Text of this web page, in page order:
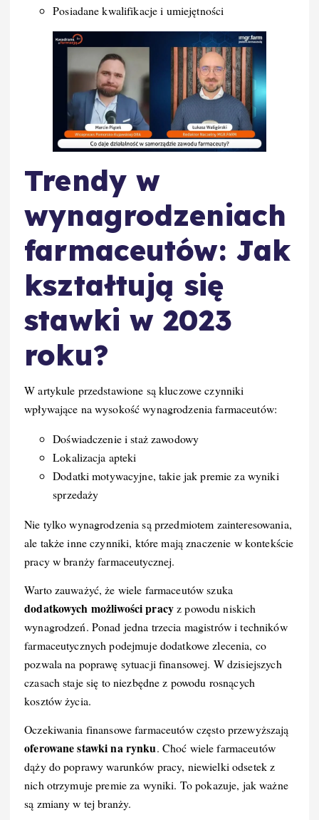
Posiadane kwalifikacje i umiejętności
Trendy w
wynagrodzeniach
farmaceutów: Jak
kształtują się
stawki w 2023
roku?
W artykule przedstawione są kluczowe czynniki
wpływające na wysokość wynagrodzenia farmaceutów:
Doświadczenie i staż zawodowy
Lokalizacja apteki
Dodatki motywacyjne, takie jak premie za wyniki
sprzedaży
Nie tylko wynagrodzenia są przedmiotem zainteresowania,
ale także inne czynniki, które mają znaczenie w kontekście
pracy w branży farmaceutycznej.
Warto zauważyć, że wiele farmaceutów szuka
dodatkowych możliwości pracyz powodu niskich
wynagrodzeń. Ponad jedna trzecia magistrów i techników
farmaceutycznych podejmuje dodatkowe zlecenia, co
pozwala na poprawę sytuacji finansowej. W dzisiejszych
czasach staje się to niezbędne z powodu rosnących
kosztów życia.
Oczekiwania finansowe farmaceutów często przewyższają
oferowane stawki na rynku. Choć wiele farmaceutów
dąży do poprawy warunków pracy, niewielki odsetek z
nich otrzymuje premie za wyniki. To pokazuje, jak ważne
są zmiany w tej branży.